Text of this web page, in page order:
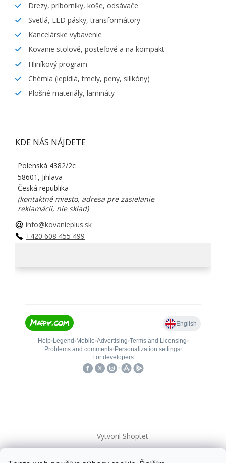
Drezy, príborníky, koše, odsávače
Svetlá, LED pásky, transformátory
Kancelárske vybavenie
Kovanie stolové, posteľové a na kompakt
Hliníkový program
Chémia (lepidlá, tmely, peny, silikóny)
Plošné materiály, lamináty
KDE NÁS NÁJDETE
Polenská 4382/2c
58601, Jihlava
Česká republika
(kontaktné miesto, adresa pre zasielanie
reklamácií, nie sklad)
info@kovanieplus.sk
+420 608 455 499
Vytvoril Shoptet